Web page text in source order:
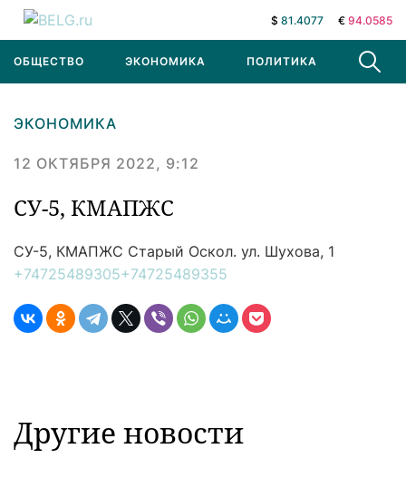
$ 81.4077 € 94.0585
ОБЩЕСТВО ЭКОНОМИКА ПОЛИТИКА В МИРЕ
ЭКОНОМИКА
12 ОКТЯБРЯ 2022, 9:12
СУ-5, КМАПЖС
СУ-5, КМАПЖС Старый Оскол. ул. Шухова, 1
+74725489305+74725489355
Другие новости